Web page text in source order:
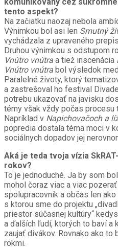
komunikovaný cez
tento aspekt?
Na začiatku naozaj nebola
Výnimkou bol asi len Smutný
vychádzala z upraveného
Druhou výnimkou s odstupom
Vnútro vnútra a tiež inscenácia
Vnútro vnútra bol výsledok
Paralelné životy, ktorý
a zastrešoval ho festival
potrebu ukazovať na javisku
témy však vždy počas
Napríklad v Napichovačoch a
popredia dostala téma moci v
sociálnych dopadov jej
Aká je teda tvoja vízia
rokov?
To je jednoduché. Ja by som
mohol čoraz viac a viac
spolupracovník a občas len
s ktorou sme do projektu
priestor súčasnej kultúry“
a ďalších ľudí, ktorých to baví a
zaujať divákov. Rovnako ako
rokmi.